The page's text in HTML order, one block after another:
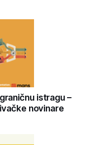
istragu –
novinare